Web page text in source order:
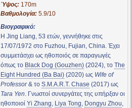
Ύψος:170m
Βαθμολογία:5.9/10
Βιογραφικό:
Η Jing Liang, 53 ετών, γεννήθηκε στις
17/07/1972 στο Fuzhou, Fujian, China. Έχει
συμμετάσχει ως ηθοποιός σε παραγωγές
όπως το Black Dog (Gouzhen)(2024), το The
Eight Hundred (Ba Bai)(2020) ως Wife of
Professor& το S.M.A.R.T. Chase (2017) ως
Tara Yen. Γνωστοί συνεργάτες της υπήρξαν οι
ηθοποιοί Yi Zhang, Liya Tong, Dongyu Zhou,